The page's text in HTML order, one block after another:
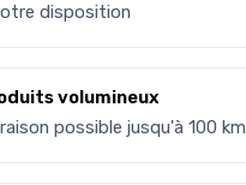
disposition
volumineux
possible jusqu'à 100 km